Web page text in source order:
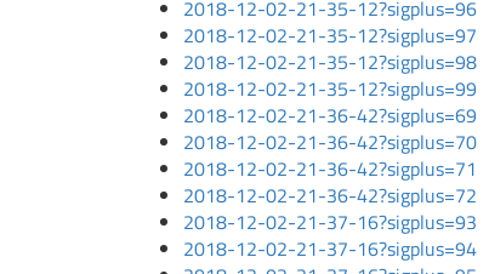
2018-12-02-21-35-12?sigplus=96
2018-12-02-21-35-12?sigplus=97
2018-12-02-21-35-12?sigplus=98
2018-12-02-21-35-12?sigplus=99
2018-12-02-21-36-42?sigplus=69
2018-12-02-21-36-42?sigplus=70
2018-12-02-21-36-42?sigplus=71
2018-12-02-21-36-42?sigplus=72
2018-12-02-21-37-16?sigplus=93
2018-12-02-21-37-16?sigplus=94